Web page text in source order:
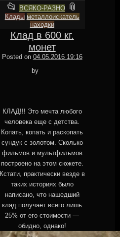
📂 This
entry
was
posted
in
ВСЯКО-РАЗНО 📎
tagged
Клады металлоискатель
находки
Клад в 600 кг.
монет
Posted on 04.05.2016 19:16
by
КЛАД!!! Это мечта любого
человека еще с детства.
Копать, копать и раскопать
сундук с золотом. Сколько
фильмов и мультфильмов
построено на этом сюжете.
Кстати, практически везде в
таких историях было
написано, что нашедший
клад получает всего лишь
25% от его стоимости —
обидно, однако!